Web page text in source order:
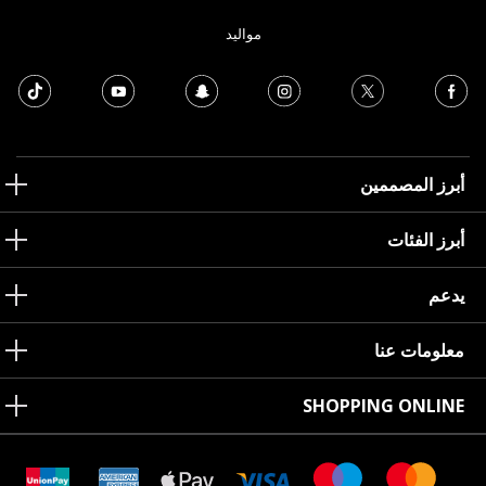
مواليد
أبرز المصممين
أبرز الفئات
يدعم
معلومات عنا
SHOPPING ONLINE